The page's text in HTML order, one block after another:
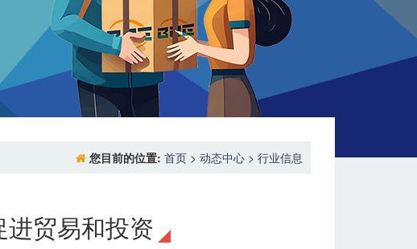
您目前的位置: 首页 > 动态中心 > 行业信息
贸易和投资